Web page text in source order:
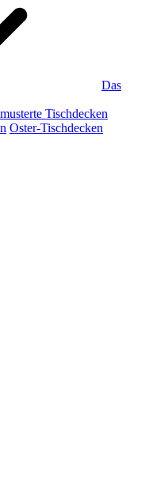
Das
Tischdecken
Oster-Tischdecken